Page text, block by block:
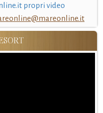
propri video